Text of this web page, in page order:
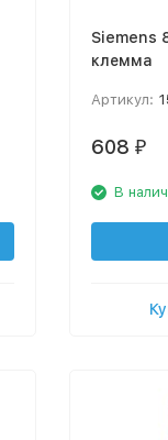
Siemens
клемма
Артикул:
608 ₽
В